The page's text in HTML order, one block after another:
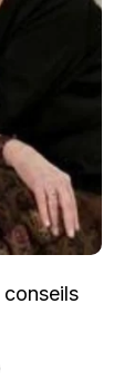
conseils